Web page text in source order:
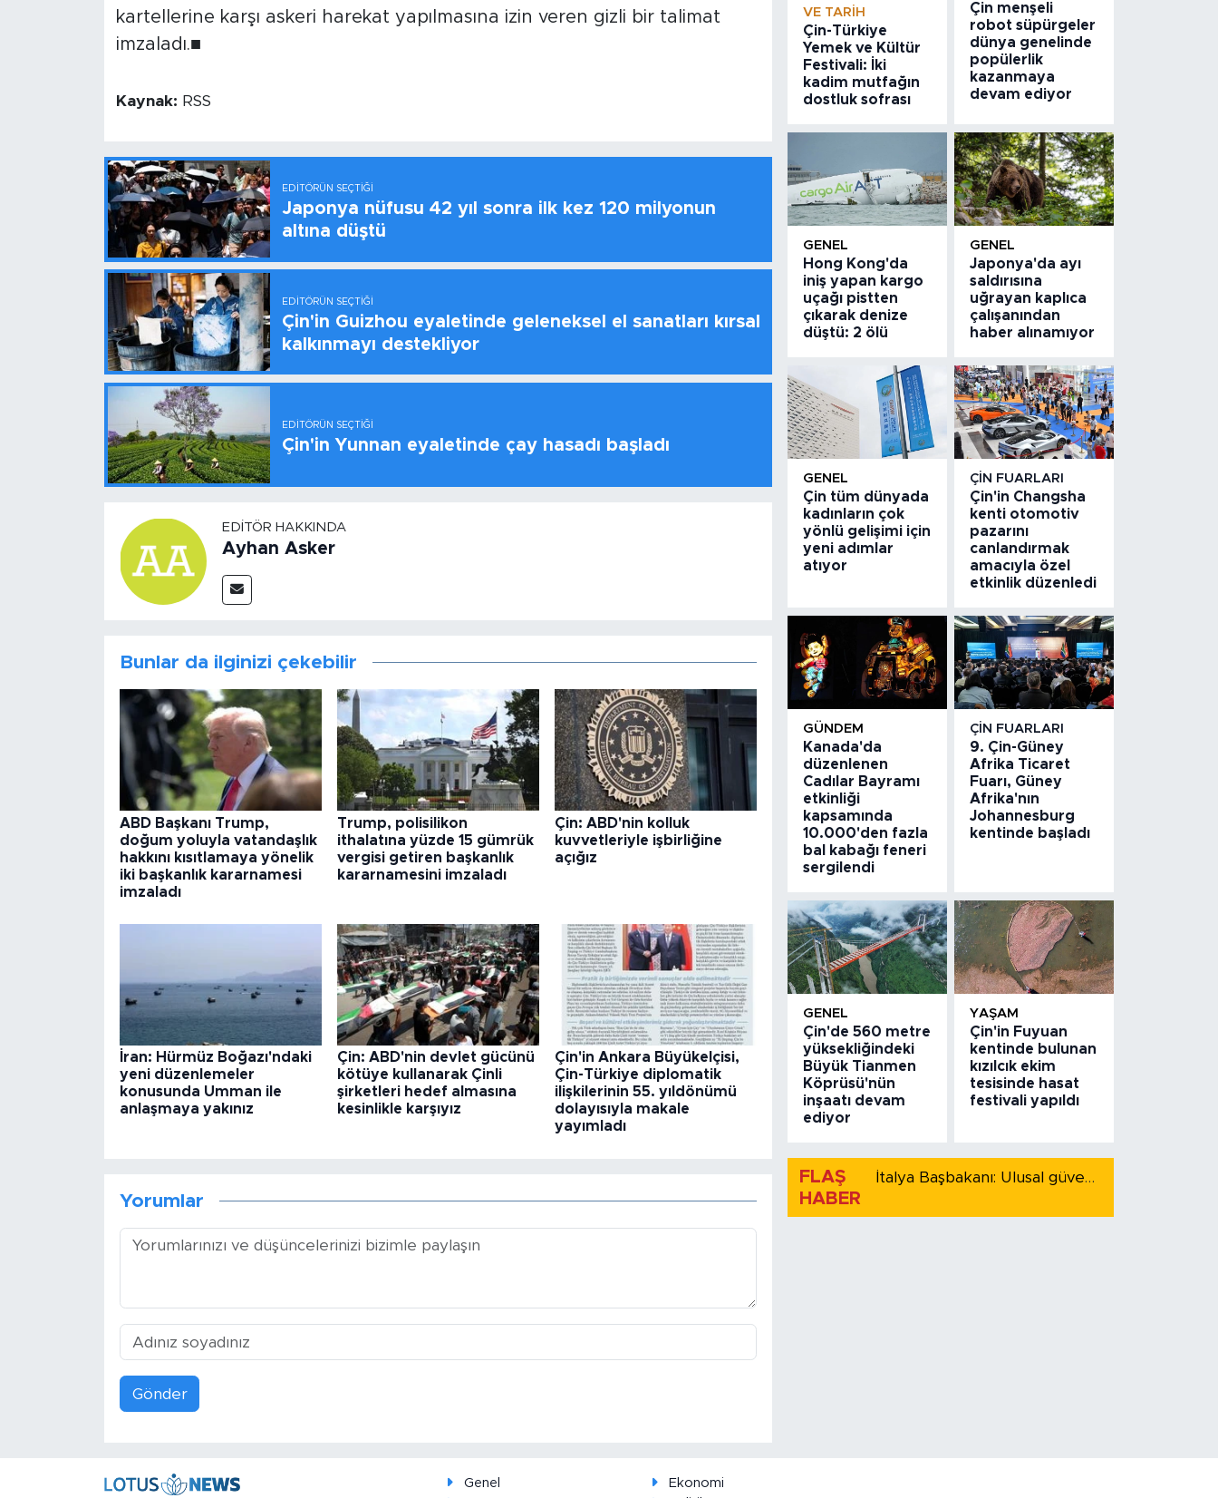
kartellerine karşı askeri harekat yapılmasına izin veren gizli bir talimat
imzaladı.■
Kaynak: RSS
EDITÖRÜN SEÇTIĞI
Japonya nüfusu 42 yıl sonra ilk kez 120 milyonun
altına düştü
EDITÖRÜN SEÇTIĞI
Çin'in Guizhou eyaletinde geleneksel el sanatları kırsal
kalkınmayı destekliyor
EDITÖRÜN SEÇTIĞI
Çin'in Yunnan eyaletinde çay hasadı başladı
EDITÖR HAKKINDA
Ayhan Asker
Bunlar da ilginizi çekebilir
ABD Başkanı Trump,
doğum yoluyla vatandaşlık
hakkını kısıtlamaya yönelik
iki başkanlık kararnamesi
imzaladı
Trump, polisilikon
ithalatına yüzde 15 gümrük
vergisi getiren başkanlık
kararnamesini imzaladı
Çin: ABD'nin kolluk
kuvvetleriyle işbirliğine
açığız
İran: Hürmüz Boğazı'ndaki
yeni düzenlemeler
konusunda Umman ile
anlaşmaya yakınız
Çin: ABD'nin devlet gücünü
kötüye kullanarak Çinli
şirketleri hedef almasına
kesinlikle karşıyız
Çin'in Ankara Büyükelçisi,
Çin-Türkiye diplomatik
ilişkilerinin 55. yıldönümü
dolayısıyla makale
yayımladı
Yorumlar
Gönder
VE TARIH
Çin-Türkiye
Yemek ve Kültür
Festivali: İki
kadim mutfağın
dostluk sofrası
Çin menşeli
robot süpürgeler
dünya genelinde
popülerlik
kazanmaya
devam ediyor
GENEL
Hong Kong'da
iniş yapan kargo
uçağı pistten
çıkarak denize
düştü: 2 ölü
GENEL
Japonya'da ayı
saldırısına
uğrayan kaplıca
çalışanından
haber alınamıyor
GENEL
Çin tüm dünyada
kadınların çok
yönlü gelişimi için
yeni adımlar
atıyor
ÇIN FUARLARI
Çin'in Changsha
kenti otomotiv
pazarını
canlandırmak
amacıyla özel
etkinlik düzenledi
GÜNDEM
Kanada'da
düzenlenen
Cadılar Bayramı
etkinliği
kapsamında
10.000'den fazla
bal kabağı feneri
sergilendi
ÇIN FUARLARI
9. Çin-Güney
Afrika Ticaret
Fuarı, Güney
Afrika'nın
Johannesburg
kentinde başladı
GENEL
Çin'de 560 metre
yüksekliğindeki
Büyük Tianmen
Köprüsü'nün
inşaatı devam
ediyor
YAŞAM
Çin'in Fuyuan
kentinde bulunan
kızılcık ekim
tesisinde hasat
festivali yapıldı
FLAŞ
HABER
İtalya Başbakanı: Ulusal güvenliği korumak için İspanya ile Schengen kapsamındaki serbest dolaşımı askıya alıyoruz
Genel
Ekonomi